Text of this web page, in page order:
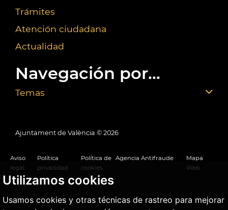
Utilizamos cookies
Usamos cookies y otras técnicas de rastreo para mejorar
Trámites
Atención ciudadana
Actualidad
Navegación por...
Temas
Ajuntament de València © 2026
Aviso
legal
Política
privacidad
Política de
cookies
Agencia Antifraude
Mapa
Web